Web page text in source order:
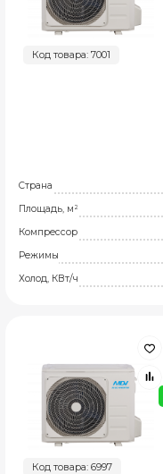
Код товара: 7001
Страна
Площадь, м²
Компрессор
Режимы
Холод, КВт/ч
Код товара: 6997